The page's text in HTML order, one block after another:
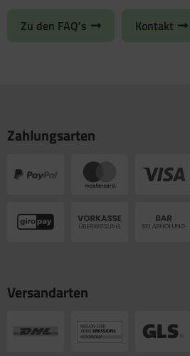
Zu den FAQ's Kontakt
Zahlungsarten
Versandarten